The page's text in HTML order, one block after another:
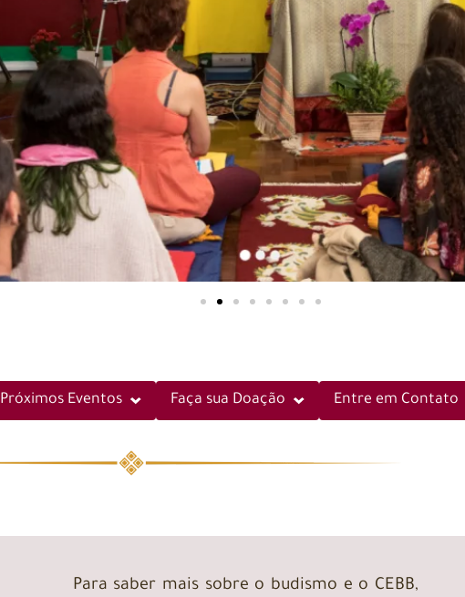
Próximos Eventos Faça sua Doação Entre em Contato
Para saber mais sobre o budismo e o CEBB,